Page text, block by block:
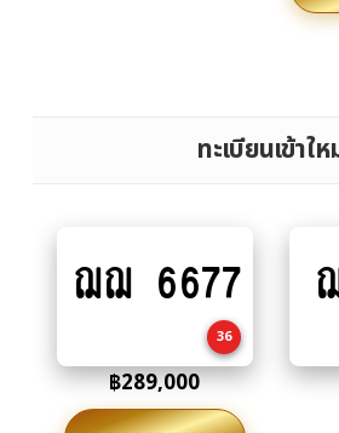
ทะเบียนเข้าใ
to
ฌฌ 6677
36
฿289,000